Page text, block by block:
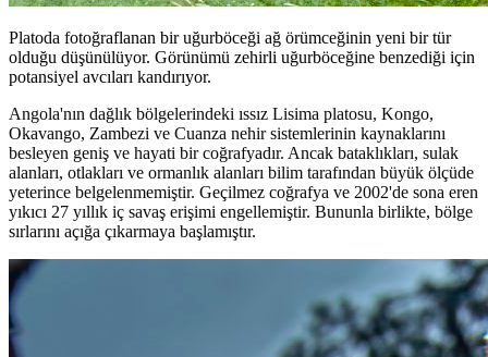
Platoda fotoğraflanan bir uğurböceği ağ örümceğinin yeni bir tür
olduğu düşünülüyor. Görünümü zehirli uğurböceğine benzediği için
potansiyel avcıları kandırıyor.
Angola'nın dağlık bölgelerindeki ıssız Lisima platosu, Kongo,
Okavango, Zambezi ve Cuanza nehir sistemlerinin kaynaklarını
besleyen geniş ve hayati bir coğrafyadır. Ancak bataklıkları, sulak
alanları, otlakları ve ormanlık alanları bilim tarafından büyük ölçüde
yeterince belgelenmemiştir. Geçilmez coğrafya ve 2002'de sona eren
yıkıcı 27 yıllık iç savaş erişimi engellemiştir. Bununla birlikte, bölge
sırlarını açığa çıkarmaya başlamıştır.